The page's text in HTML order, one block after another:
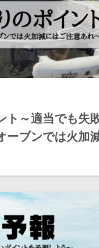
ト～適当でも失
ーブンでは火加